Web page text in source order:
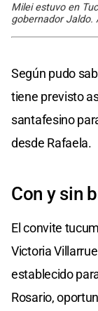
Milei estuvo en
gobernador Jaldo.
Según pudo
tiene previsto
santafesino
desde Rafaela.
Con y sin
El convite
Victoria
establecido
Rosario,